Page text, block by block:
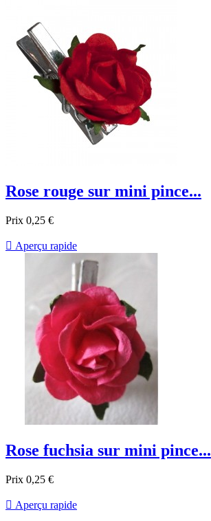
Rose rouge sur mini pince...
Prix 0,25 €
 Aperçu rapide
Rose fuchsia sur mini pince...
Prix 0,25 €
 Aperçu rapide